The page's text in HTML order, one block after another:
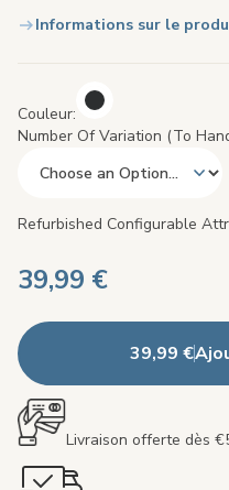
Informations sur le
Couleur
Number Of Variation (to
Refurbished Configurable
39,99 €
39,99 €
Livraison offerte dès